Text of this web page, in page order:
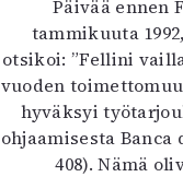
Päivää ennen
tammikuuta
otsikoi: ”Fellini
vuoden
hyväksyi
ohjaamisesta Banca
408). Nämä